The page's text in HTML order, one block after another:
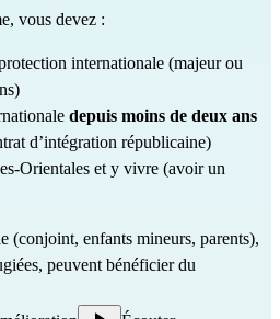
vous devez :
internationale (majeur ou
depuis moins de deux ans
d’intégration républicaine)
Orientales et y vivre (avoir un
(conjoint, enfants mineurs, parents),
peuvent bénéficier du